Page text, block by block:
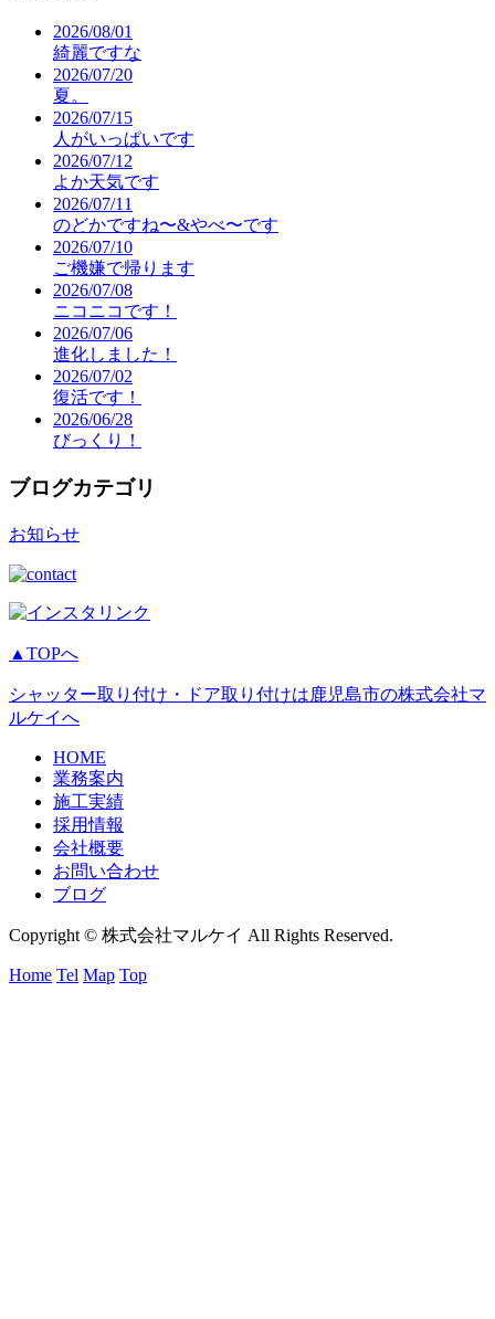
2026/08/01
綺麗ですな
2026/07/20
夏。
2026/07/15
人がいっぱいです
2026/07/12
よか天気です
2026/07/11
のどかですね〜&やべ〜です
2026/07/10
ご機嫌で帰ります
2026/07/08
ニコニコです！
2026/07/06
進化しました！
2026/07/02
復活です！
2026/06/28
びっくり！
ブログカテゴリ
お知らせ
▲TOPへ
シャッター取り付け・ドア取り付けは鹿児島市の株式会社マ
ルケイへ
HOME
業務案内
施工実績
採用情報
会社概要
お問い合わせ
ブログ
Copyright © 株式会社マルケイ All Rights Reserved.
Home Tel Map Top